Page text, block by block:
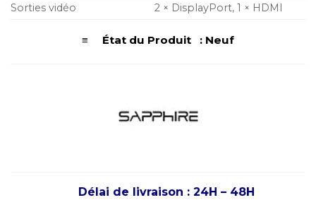
Sorties vidéo
2 × DisplayPort, 1 × HDMI
≡ État du Produit : Neuf
Délai de livraison : 24H – 48H